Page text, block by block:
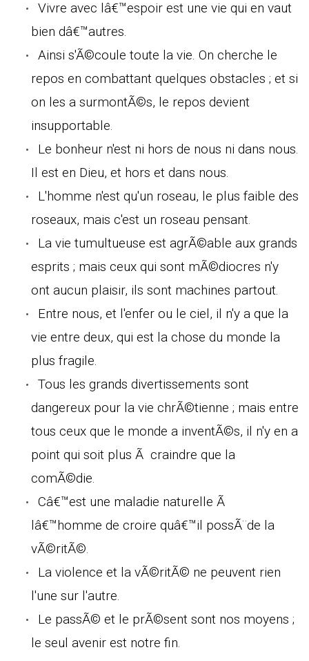
Vivre avec lâ€™espoir est une vie qui en vaut
bien dâ€™autres.
Ainsi s'Ã©coule toute la vie. On cherche le
repos en combattant quelques obstacles ; et si
on les a surmontÃ©s, le repos devient
insupportable.
Le bonheur n'est ni hors de nous ni dans nous.
Il est en Dieu, et hors et dans nous.
L'homme n'est qu'un roseau, le plus faible des
roseaux, mais c'est un roseau pensant.
La vie tumultueuse est agrÃ©able aux grands
esprits ; mais ceux qui sont mÃ©diocres n'y
ont aucun plaisir, ils sont machines partout.
Entre nous, et l'enfer ou le ciel, il n'y a que la
vie entre deux, qui est la chose du monde la
plus fragile.
Tous les grands divertissements sont
dangereux pour la vie chrÃ©tienne ; mais entre
tous ceux que le monde a inventÃ©s, il n'y en a
point qui soit plus Ã craindre que la
comÃ©die.
Câ€™est une maladie naturelle Ã
lâ€™homme de croire quâ€™il possÃ¨de la
vÃ©ritÃ©.
La violence et la vÃ©ritÃ© ne peuvent rien
l'une sur l'autre.
Le passÃ© et le prÃ©sent sont nos moyens ;
le seul avenir est notre fin.